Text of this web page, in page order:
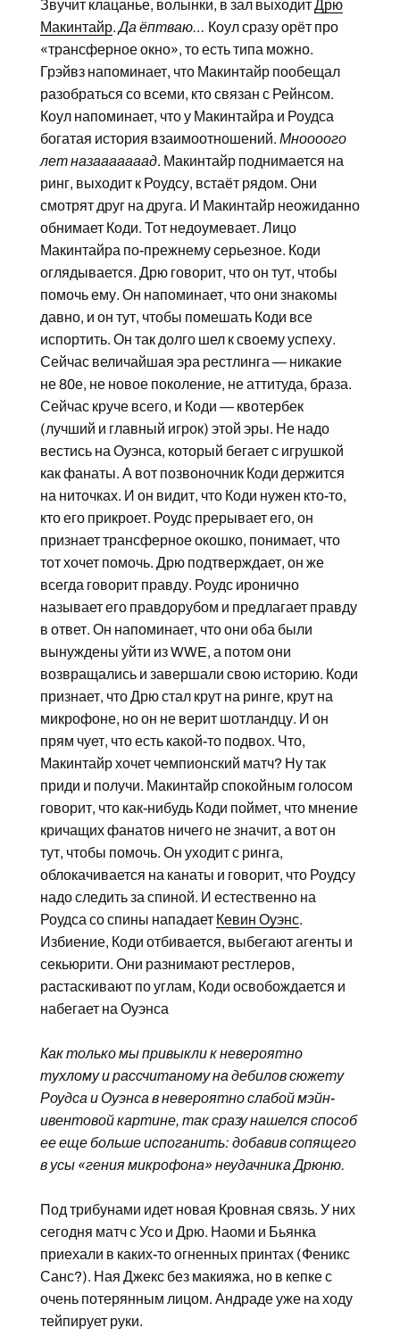
Звучит клацанье, волынки, в зал выходитДрю
Макинтайр.Да ёптваю… Коул сразу орёт про
«трансферное окно», то есть типа можно.
Грэйвз напоминает, что Макинтайр пообещал
разобраться со всеми, кто связан с Рейнсом.
Коул напоминает, что у Макинтайра и Роудса
богатая история взаимоотношений. Мноооого
лет назааааааад. Макинтайр поднимается на
ринг, выходит к Роудсу, встаёт рядом. Они
смотрят друг на друга. И Макинтайр неожиданно
обнимает Коди. Тот недоумевает. Лицо
Макинтайра по-прежнему серьезное. Коди
оглядывается. Дрю говорит, что он тут, чтобы
помочь ему. Он напоминает, что они знакомы
давно, и он тут, чтобы помешать Коди все
испортить. Он так долго шел к своему успеху.
Сейчас величайшая эра рестлинга — никакие
не 80е, не новое поколение, не аттитуда, браза.
Сейчас круче всего, и Коди — квотербек
(лучший и главный игрок) этой эры. Не надо
вестись на Оуэнса, который бегает с игрушкой
как фанаты. А вот позвоночник Коди держится
на ниточках. И он видит, что Коди нужен кто-то,
кто его прикроет. Роудс прерывает его, он
признает трансферное окошко, понимает, что
тот хочет помочь. Дрю подтверждает, он же
всегда говорит правду. Роудс иронично
называет его правдорубом и предлагает правду
в ответ. Он напоминает, что они оба были
вынуждены уйти из WWE, а потом они
возвращались и завершали свою историю. Коди
признает, что Дрю стал крут на ринге, крут на
микрофоне, но он не верит шотландцу. И он
прям чует, что есть какой-то подвох. Что,
Макинтайр хочет чемпионский матч? Ну так
приди и получи. Макинтайр спокойным голосом
говорит, что как-нибудь Коди поймет, что мнение
кричащих фанатов ничего не значит, а вот он
тут, чтобы помочь. Он уходит с ринга,
облокачивается на канаты и говорит, что Роудсу
надо следить за спиной. И естественно на
Роудса со спины нападает Кевин Оуэнс.
Избиение, Коди отбивается, выбегают агенты и
секьюрити. Они разнимают рестлеров,
растаскивают по углам, Коди освобождается и
набегает на Оуэнса
Как только мы привыкли к невероятно
тухлому и рассчитаному на дебилов сюжету
Роудса и Оуэнса в невероятно слабой мэйн-
ивентовой картине, так сразу нашелся способ
ее еще больше испоганить: добавив сопящего
в усы «гения микрофона» неудачника Дрюню.
Под трибунами идет новая Кровная связь. У них
сегодня матч с Усо и Дрю. Наоми и Бьянка
приехали в каких-то огненных принтах (Феникс
Санс?). Ная Джекс без макияжа, но в кепке с
очень потерянным лицом. Андраде уже на ходу
тейпирует руки.